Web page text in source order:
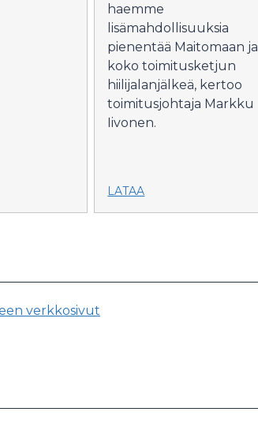
haemme
lisämahdollisuuksia
pienentää Maitomaan ja
koko toimitusketjun
hiilijalanjälkeä, kertoo
toimitusjohtaja Markku
Iivonen.
LATAA
verkkosivut